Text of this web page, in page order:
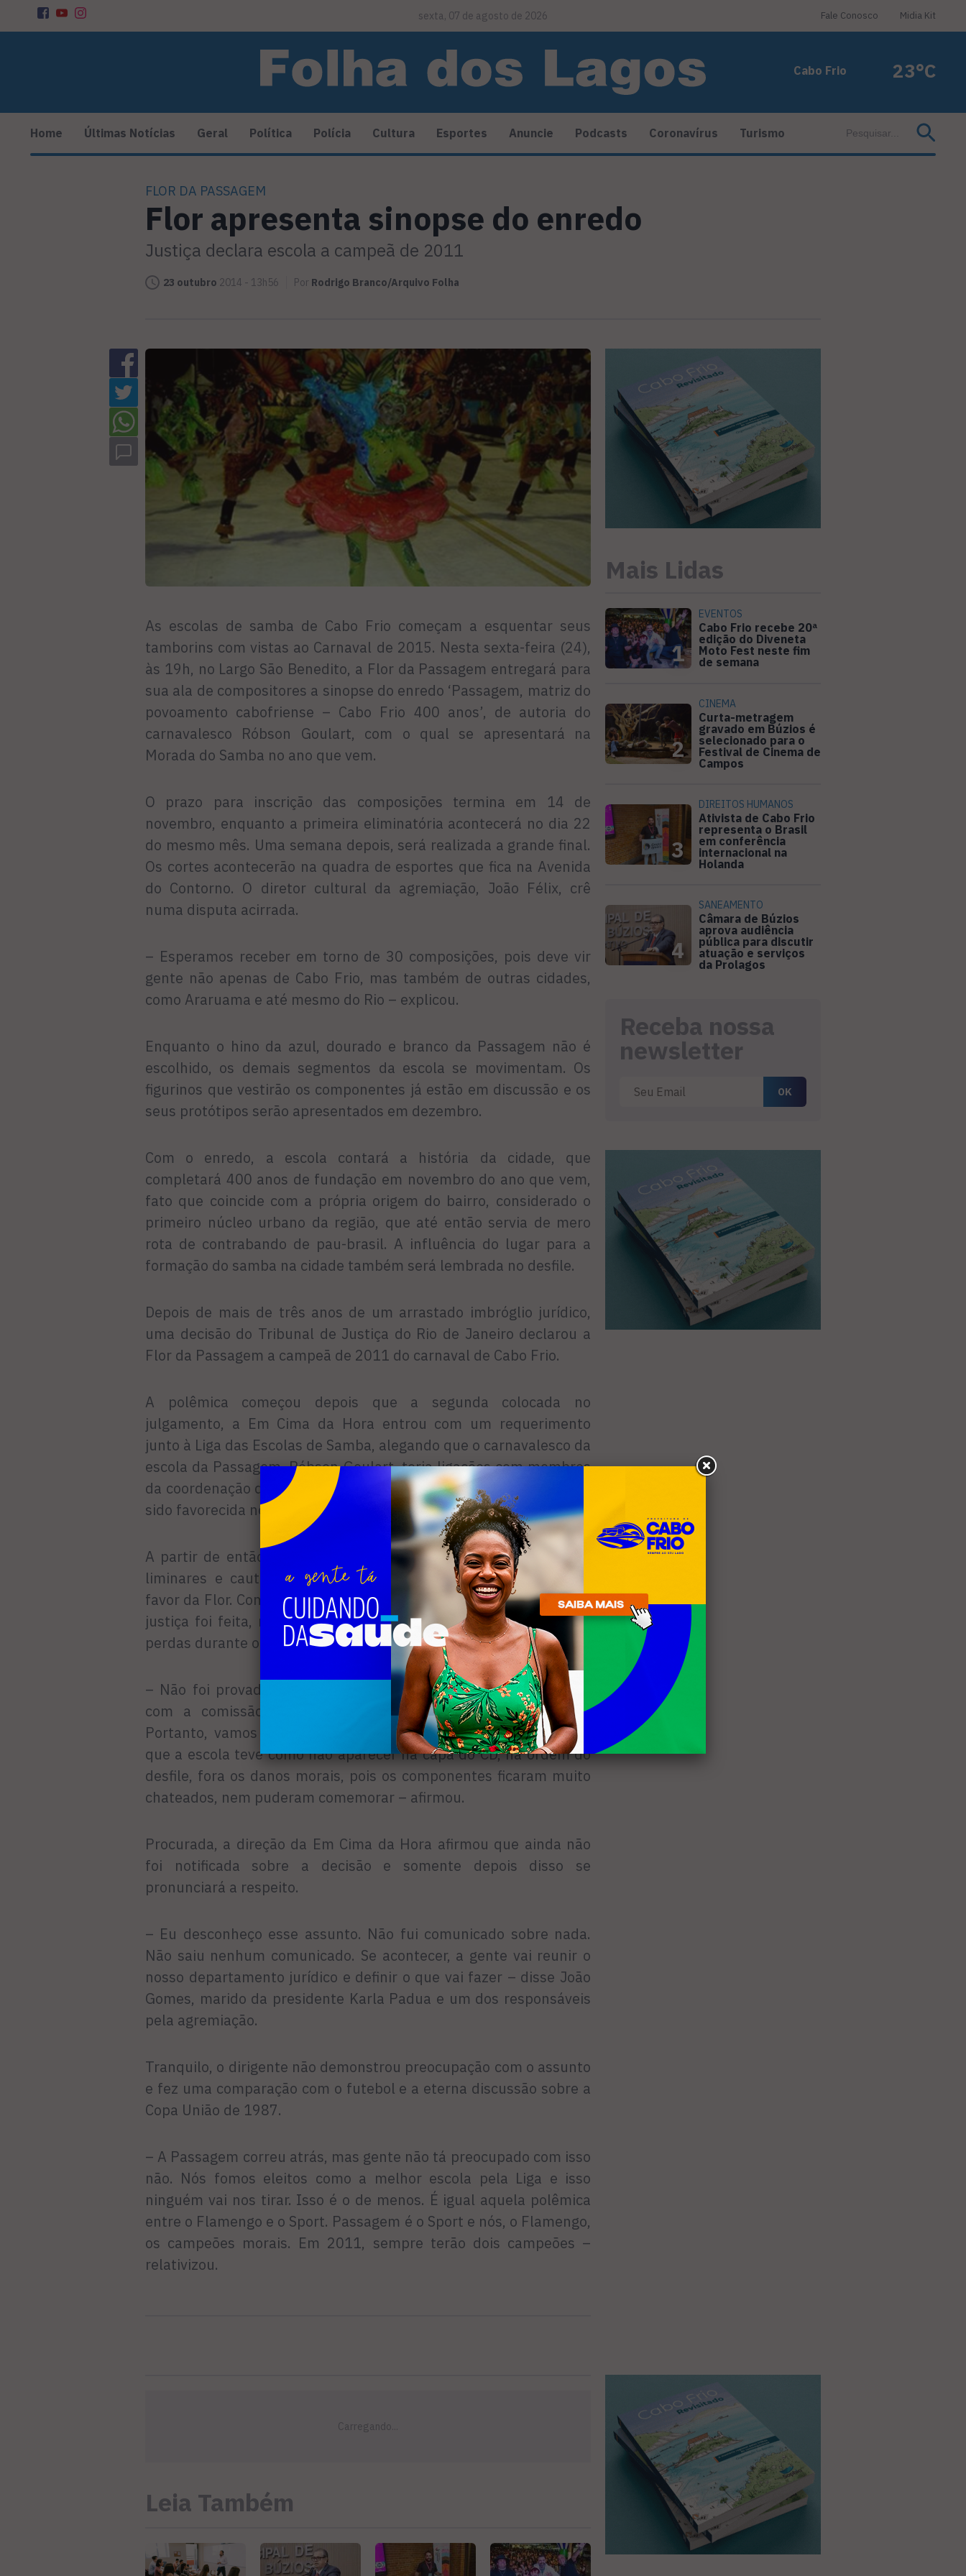
sexta, 07 de agosto de 2026 Fale Conosco Midia Kit
Cabo Frio 23°C
Home Últimas Notícias Geral Política Polícia Cultura Esportes Anuncie Podcasts Coronavírus Turismo
FLOR DA PASSAGEM
Flor apresenta sinopse do enredo
Justiça declara escola a campeã de 2011
23 outubro 2014 - 13h56 Por Rodrigo Branco/Arquivo Folha
As escolas de samba de Cabo Frio começam a esquentar seus
tamborins com vistas ao Carnaval de 2015. Nesta sexta-feira (24),
às 19h, no Largo São Benedito, a Flor da Passagem entregará para
sua ala de compositores a sinopse do enredo ‘Passagem, matriz do
povoamento cabofriense – Cabo Frio 400 anos’, de autoria do
carnavalesco Róbson Goulart, com o qual se apresentará na
Morada do Samba no ano que vem.
O prazo para inscrição das composições termina em 14 de
novembro, enquanto a primeira eliminatória acontecerá no dia 22
do mesmo mês. Uma semana depois, será realizada a grande final.
Os cortes acontecerão na quadra de esportes que fica na Avenida
do Contorno. O diretor cultural da agremiação, João Félix, crê
numa disputa acirrada.
– Esperamos receber em torno de 30 composições, pois deve vir
gente não apenas de Cabo Frio, mas também de outras cidades,
como Araruama e até mesmo do Rio – explicou.
Enquanto o hino da azul, dourado e branco da Passagem não é
escolhido, os demais segmentos da escola se movimentam. Os
figurinos que vestirão os componentes já estão em discussão e os
seus protótipos serão apresentados em dezembro.
Com o enredo, a escola contará a história da cidade, que
completará 400 anos de fundação em novembro do ano que vem,
fato que coincide com a própria origem do bairro, considerado o
primeiro núcleo urbano da região, que até então servia de mero
rota de contrabando de pau-brasil. A influência do lugar para a
formação do samba na cidade também será lembrada no desfile.
Depois de mais de três anos de um arrastado imbróglio jurídico,
uma decisão do Tribunal de Justiça do Rio de Janeiro declarou a
Flor da Passagem a campeã de 2011 do carnaval de Cabo Frio.
A polêmica começou depois que a segunda colocada no
julgamento, a Em Cima da Hora entrou com um requerimento
junto à Liga das Escolas de Samba, alegando que o carnavalesco da
escola da Passagem, Róbson Goulart, teria ligações com membros
da coordenação de Carnaval da entidade e, portanto, a escola teria
sido favorecida no julgamento.
A partir de então, o caso foi parar nos tribunais, aonde medidas
liminares e cautelares chegaram a ser concedidas, sempre em
favor da Flor. Com a vitória final, o diretor João Félix acredita que a
justiça foi feita, mas avisa que a escola recorrerá para reaver as
perdas durante o período que o título esteve ‘sub judice’.
– Não foi provado que a ligação que o nosso carnavalesco tinha
com a comissão tenha interferido no resultado do carnaval.
Portanto, vamos solicitar o ressarcimento de todos os prejuízos
que a escola teve como não aparecer na capa do CD, na ordem do
desfile, fora os danos morais, pois os componentes ficaram muito
chateados, nem puderam comemorar – afirmou.
Procurada, a direção da Em Cima da Hora afirmou que ainda não
foi notificada sobre a decisão e somente depois disso se
pronunciará a respeito.
– Eu desconheço esse assunto. Não fui comunicado sobre nada.
Não saiu nenhum comunicado. Se acontecer, a gente vai reunir o
nosso departamento jurídico e definir o que vai fazer – disse João
Gomes, marido da presidente Karla Padua e um dos responsáveis
pela agremiação.
Tranquilo, o dirigente não demonstrou preocupação com o assunto
e fez uma comparação com o futebol e a eterna discussão sobre a
Copa União de 1987.
– A Passagem correu atrás, mas gente não tá preocupado com isso
não. Nós fomos eleitos como a melhor escola pela Liga e isso
ninguém vai nos tirar. Isso é o de menos. É igual aquela polêmica
entre o Flamengo e o Sport. Passagem é o Sport e nós, o Flamengo,
os campeões morais. Em 2011, sempre terão dois campeões –
relativizou.
Mais Lidas
1
EVENTOS
Cabo Frio recebe 20ª
edição do Diveneta
Moto Fest neste fim
de semana
2
CINEMA
Curta-metragem
gravado em Búzios é
selecionado para o
Festival de Cinema de
Campos
3
DIREITOS HUMANOS
Ativista de Cabo Frio
representa o Brasil
em conferência
internacional na
Holanda
4
SANEAMENTO
Câmara de Búzios
aprova audiência
pública para discutir
atuação e serviços
da Prolagos
Receba nossa
newsletter
Leia Também